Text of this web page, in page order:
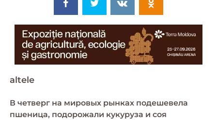
altele
В четверг на мировых рынках подешевела
пшеница, подорожали кукуруза и соя